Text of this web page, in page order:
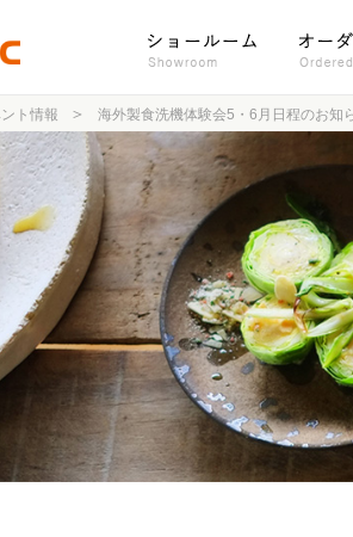
ト情報 海外製食洗機体験会5・6月日程のお知